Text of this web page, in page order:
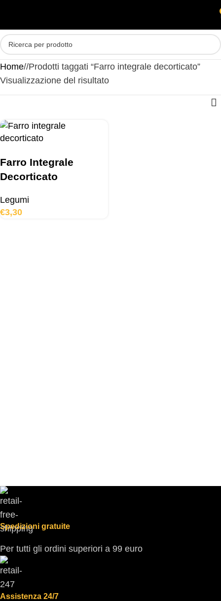
Home/ Prodotti taggati “Farro integrale decorticato”
Visualizzazione del risultato
Farro Integrale
Decorticato
Legumi
€3,30
Spedizioni gratuite
Per tutti gli ordini superiori a 99 euro
Assistenza 24/7